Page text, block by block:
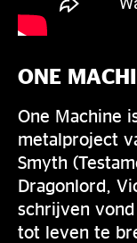
ONE
One Machine
metalproject
Smyth
Dragonlord,
schrijven
tot leven te